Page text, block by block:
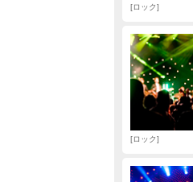
ロック
ロック